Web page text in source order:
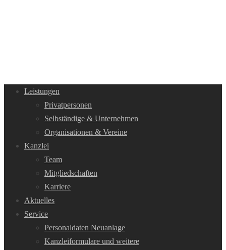
Leistungen
Privatpersonen
Selbständige & Unternehmen
Organisationen & Vereine
Kanzlei
Team
Mitgliedschaften
Karriere
Aktuelles
Service
Personaldaten Neuanlage
Kanzleiformulare und weitere